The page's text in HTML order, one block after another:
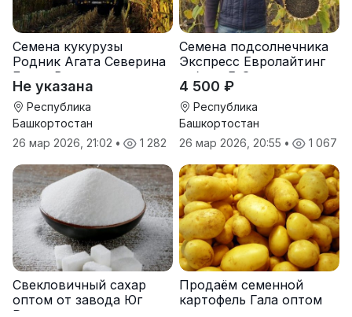
Семена кукурузы
Родник Агата Северина
Берта Вилора
Прохладненский Дарина
Росс Машук Катерина
Не указана
Республика
Башкортостан
26 мар 2026, 21:02 • 1 282
Семена подсолнечника
Экспресс Евролайтинг
гибрид F-G+
4 500 ₽
Республика
Башкортостан
26 мар 2026, 20:55 • 1 067
Свекловичный сахар
оптом от завода Юг
Продаём семенной
картофель Гала оптом